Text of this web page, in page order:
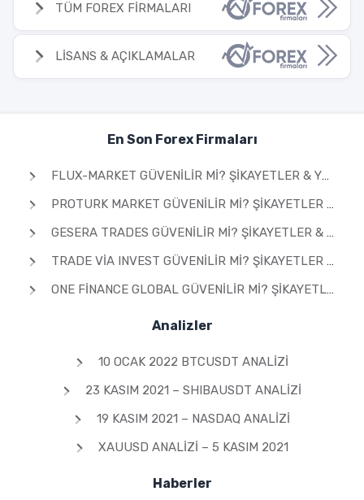
TÜM FOREX FİRMALARI
LİSANS & AÇIKLAMALAR
En Son Forex Firmaları
FLUX-MARKET GÜVENILIR MI? ŞIKAYETLER & YORUMLAR 2026
PROTURK MARKET GÜVENILIR MI? ŞIKAYETLER & YORUMLAR 2026
GESERA TRADES GÜVENILIR MI? ŞIKAYETLER & YORUMLAR 2026
TRADE VIA INVEST GÜVENILIR MI? ŞIKAYETLER & YORUMLAR 2026
ONE FINANCE GLOBAL GÜVENILIR MI? ŞIKAYETLER & YORUMLAR 2026
Analizler
10 OCAK 2022 BTCUSDT ANALIZI
23 KASIM 2021 – SHIBAUSDT ANALIZI
19 KASIM 2021 – NASDAQ ANALIZI
XAUUSD ANALIZI – 5 KASIM 2021
Haberler